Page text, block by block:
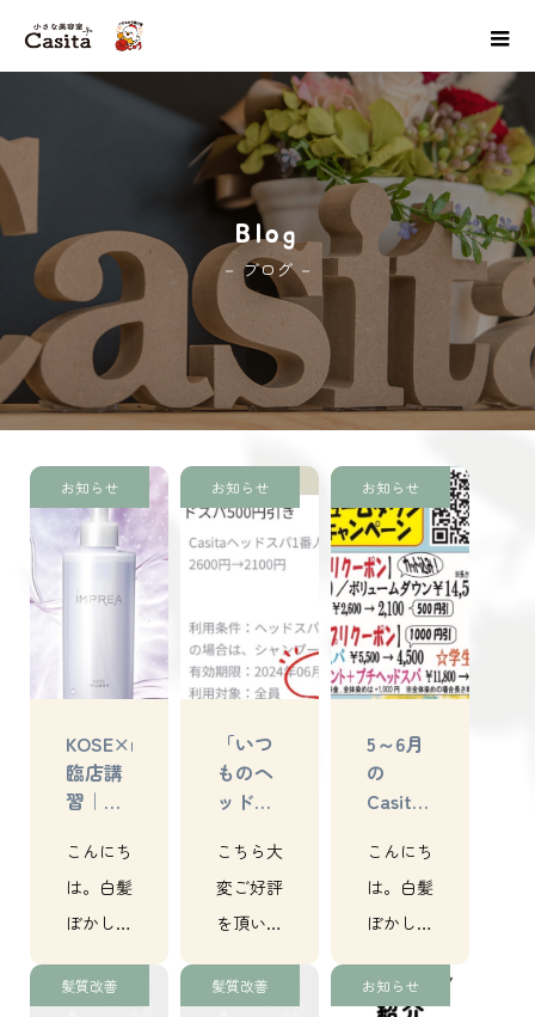
Blog
－ ブログ －
お知らせ
KOSE×miLBon【iMPREA】
臨店講
習｜各
美容室
こんにち
は。白髪
ぼかし
（明るい
白髪染
お知らせ
「いつ
ものヘ
ッドス
円引
き」ク
ーポン
長｜各
務原｜
こちら大
変ご好評
を頂いて
おります
クーポ
お知らせ
5～6月
の
Casita
｜各務
原｜美
容室
こんにち
は。白髪
ぼかし
（明るい
白髪染
髪質改善 髪質改善 お知らせ